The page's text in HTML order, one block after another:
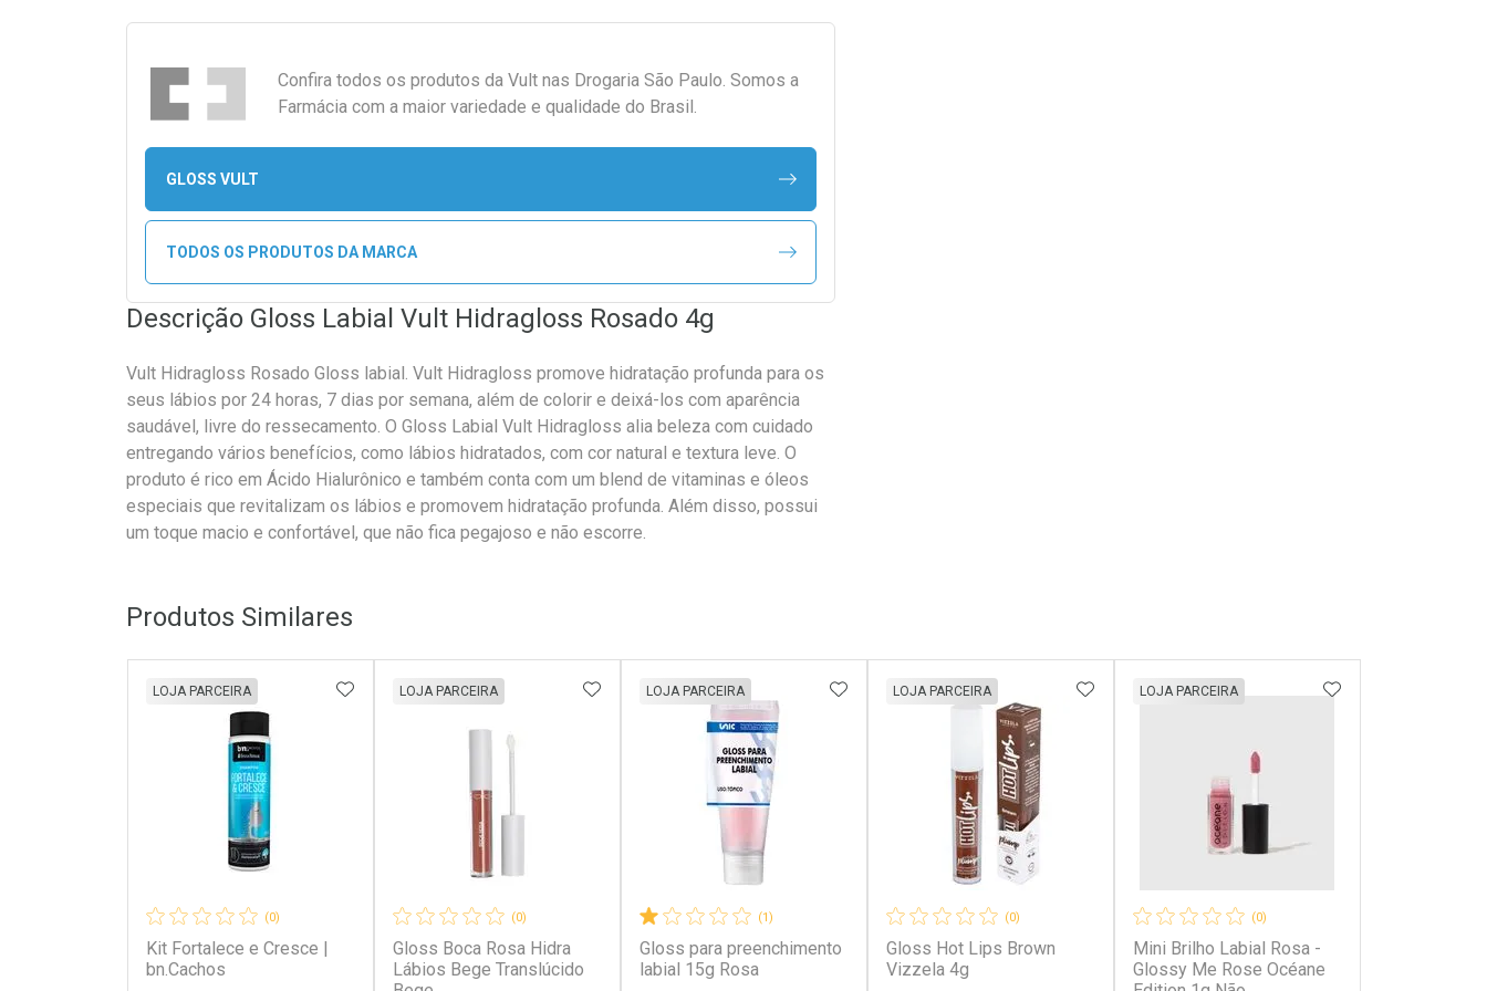
Confira todos os produtos da Vult nas Drogaria São Paulo. Somos a
Farmácia com a maior variedade e qualidade do Brasil.
GLOSS VULT
TODOS OS PRODUTOS DA MARCA
Descrição Gloss Labial Vult Hidragloss Rosado 4g
Vult Hidragloss Rosado Gloss labial. Vult Hidragloss promove hidratação profunda para os
seus lábios por 24 horas, 7 dias por semana, além de colorir e deixá-los com aparência
saudável, livre do ressecamento. O Gloss Labial Vult Hidragloss alia beleza com cuidado
entregando vários benefícios, como lábios hidratados, com cor natural e textura leve. O
produto é rico em Ácido Hialurônico e também conta com um blend de vitaminas e óleos
especiais que revitalizam os lábios e promovem hidratação profunda. Além disso, possui
um toque macio e confortável, que não fica pegajoso e não escorre.
Produtos Similares
(0)
Kit Fortalece e Cresce |
bn.Cachos
LOJA PARCEIRA ADICIONAR AOS FAVORITOS
(0)
Gloss Boca Rosa Hidra
Lábios Bege Translúcido
LOJA PARCEIRA ADICIONAR AOS FAVORITOS
(1)
Gloss para preenchimento
labial 15g Rosa
LOJA PARCEIRA ADICIONAR AOS FAVORITOS
(0)
Gloss Hot Lips Brown
Vizzela 4g
LOJA PARCEIRA ADICIONAR AOS FAVORITOS
(0)
Mini Brilho Labial Rosa -
Glossy Me Rose Océane
LOJA PARCEIRA ADICIONAR AOS